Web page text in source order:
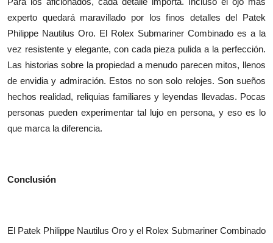
experto quedará maravillado por los finos detalles del Patek
Philippe Nautilus Oro. El Rolex Submariner Combinado es a la
vez resistente y elegante, con cada pieza pulida a la perfección.
Las historias sobre la propiedad a menudo parecen mitos, llenos
de envidia y admiración. Estos no son solo relojes. Son sueños
hechos realidad, reliquias familiares y leyendas llevadas. Pocas
personas pueden experimentar tal lujo en persona, y eso es lo
que marca la diferencia.
Conclusión
El Patek Philippe Nautilus Oro y el Rolex Submariner Combinado